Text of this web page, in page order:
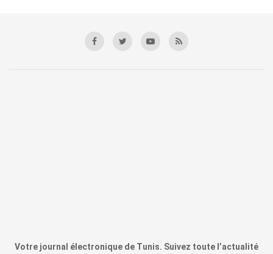
Votre journal électronique de Tunis. Suivez toute l’actualité